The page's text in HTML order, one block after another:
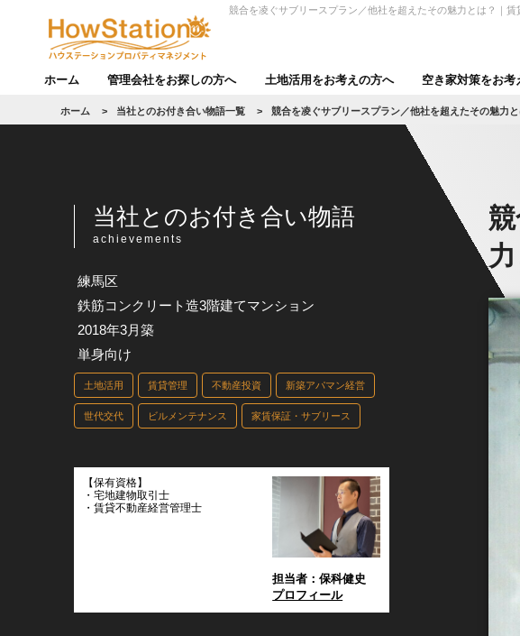
競合を凌ぐサブリースプラン／他社を超えたその魅力とは？
ホーム 管理会社をお探しの方へ 土地活用をお考えの方へ 空き家対策をお考
ホーム > 当社とのお付き合い物語一覧 > 競合を凌ぐサブリースプラン／他社を超えたその魅力と
当社とのお付き合い物語
achievements
練馬区
鉄筋コンクリート造3階建てマンション
2018年3月築
単身向け
土地活用 賃貸管理 不動産投資 新築アパマン経営
世代交代 ビルメンテナンス 家賃保証・サブリース
【保有資格】
・宅地建物取引士
・賃貸不動産経営管理士
担当者：保科健史
プロフィール